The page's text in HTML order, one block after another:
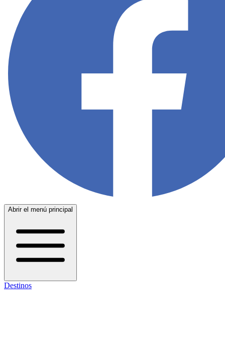
Abrir el menú principal
Destinos